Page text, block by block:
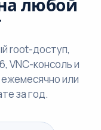
любой
root-доступ,
VNC-консоль и
или
за год.